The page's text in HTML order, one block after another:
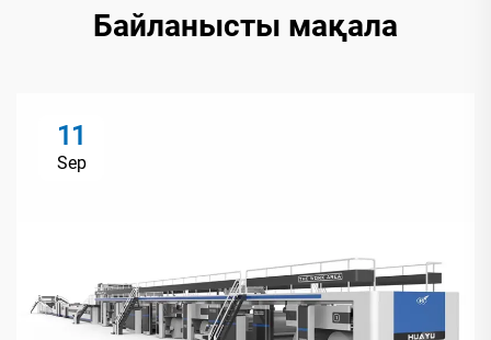
Байланысты мақала
11
Sep